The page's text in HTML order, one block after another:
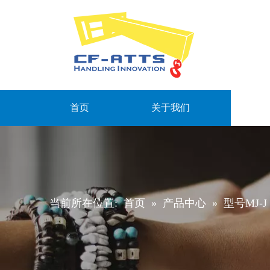
首页 关于我们
当前所在位置: 首页 » 产品中心 » 型号MJ-